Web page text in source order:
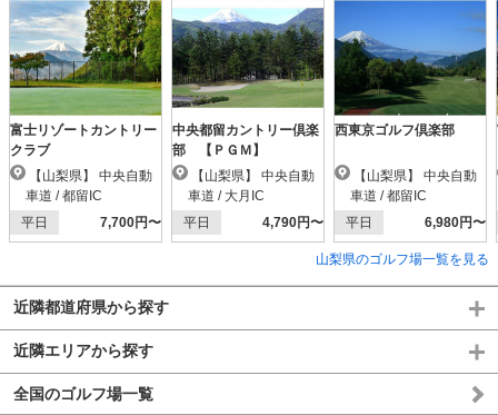
富士リゾートカントリー
クラブ
車道 / 都留IC
平日
7,700円〜
中央都留カントリー倶楽
部 【ＰＧＭ】
車道 / 大月IC
平日
4,790円〜
西東京ゴルフ倶楽部
車道 / 都留IC
平日
6,980円〜
山梨県のゴルフ場一覧を見る
近隣都道府県から探す
近隣エリアから探す
全国のゴルフ場一覧